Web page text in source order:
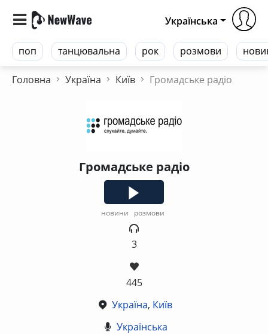
поп танцювальна рок розмови
Українська
Головна Україна Київ Громадське радіо
Громадське радіо
новини розмови
3
445
Україна, Київ
Українська